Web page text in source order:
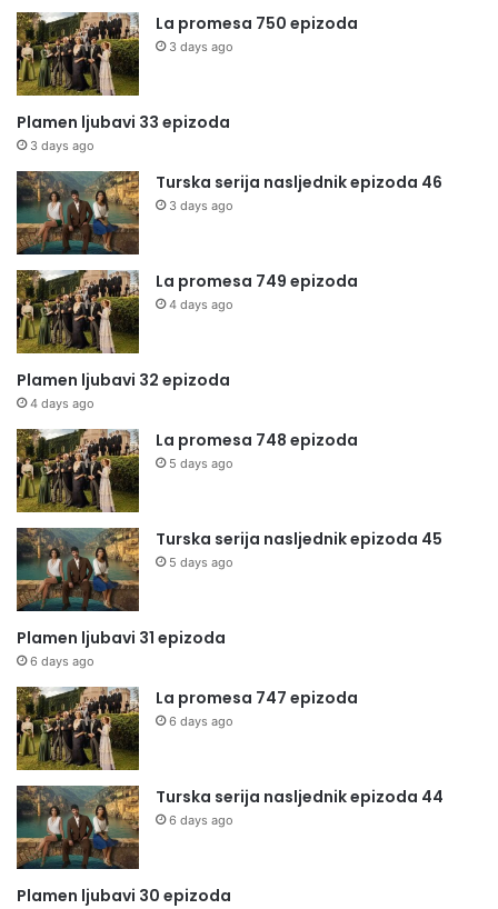
La promesa 750 epizoda
3 days ago
Plamen ljubavi 33 epizoda
3 days ago
Turska serija nasljednik epizoda 46
3 days ago
La promesa 749 epizoda
4 days ago
Plamen ljubavi 32 epizoda
4 days ago
La promesa 748 epizoda
5 days ago
Turska serija nasljednik epizoda 45
5 days ago
Plamen ljubavi 31 epizoda
6 days ago
La promesa 747 epizoda
6 days ago
Turska serija nasljednik epizoda 44
6 days ago
Plamen ljubavi 30 epizoda